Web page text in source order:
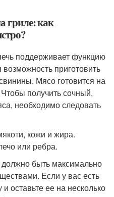
гриле: как
поддерживает функцию
возможность приготовить
Мясо готовится на
получить сочный,
необходимо следовать
кожи и жира.
или ребра.
быть максимально
Если у вас есть
оставьте ее на несколько